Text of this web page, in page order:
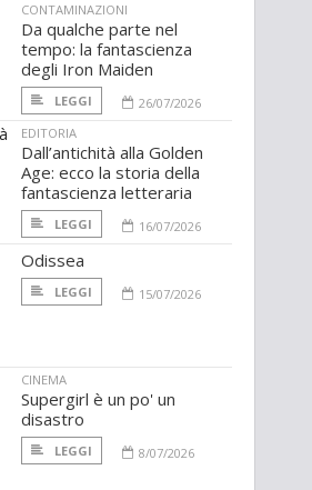
CONTAMINAZIONI
Da qualche parte nel
tempo: la fantascienza
degli Iron Maiden
LEGGI
26/07/2026
EDITORIA
Dall’antichità alla Golden
Age: ecco la storia della
fantascienza letteraria
LEGGI 16/07/2026
Odissea
LEGGI 15/07/2026
CINEMA
Supergirl è un po' un
disastro
LEGGI 8/07/2026